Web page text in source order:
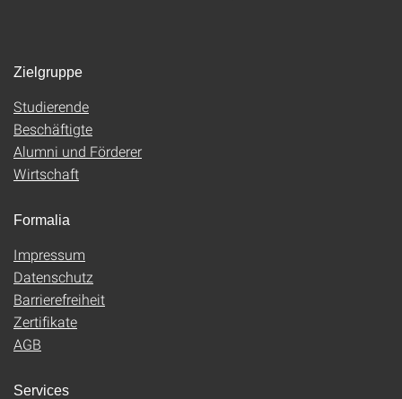
Zielgruppe
Studierende
Beschäftigte
Alumni und Förderer
Wirtschaft
Formalia
Impressum
Datenschutz
Barrierefreiheit
Zertifikate
AGB
Services